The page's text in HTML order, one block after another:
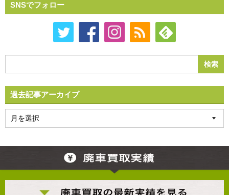
SNSでフォロー
過去記事アーカイブ